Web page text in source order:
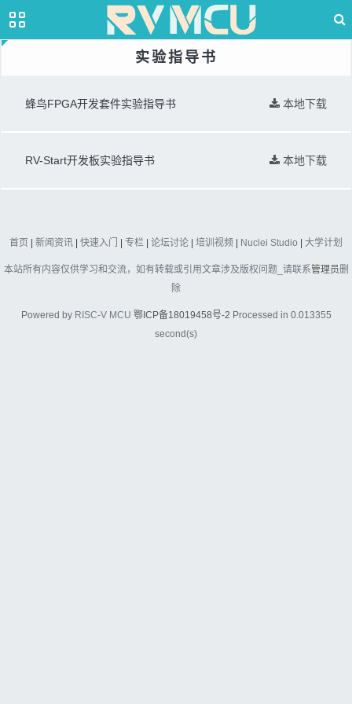
实验指导书
蜂鸟FPGA开发套件实验指导书 本地下载
RV-Start开发板实验指导书 本地下载
首页 新闻资讯 快速入门 专栏 论坛讨论 培训视频 Nuclei Studio 大学计划
本站所有内容仅供学习和交流，如有转载或引用文章涉及版权问题_请联系管理员删
除
Powered by RISC-V MCU 鄂ICP备18019458号-2 Processed in 0.013355
second(s)